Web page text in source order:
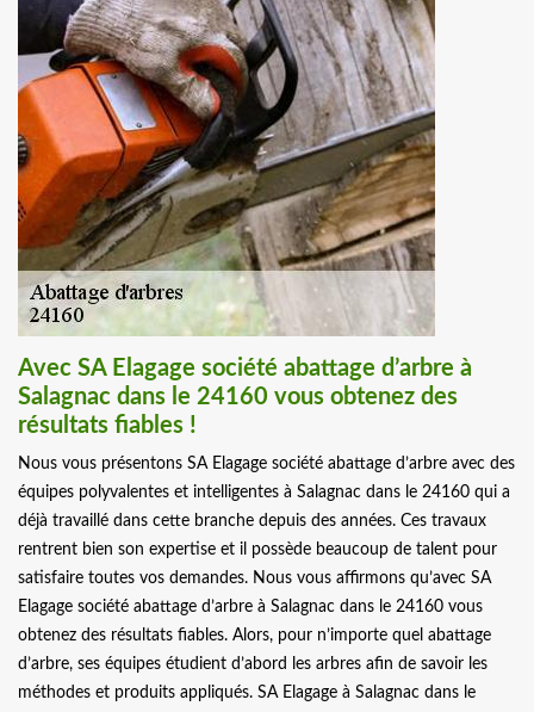
Avec SA Elagage société abattage d’arbre à
Salagnac dans le 24160 vous obtenez des
résultats fiables !
Nous vous présentons SA Elagage société abattage d’arbre avec des
équipes polyvalentes et intelligentes à Salagnac dans le 24160 qui a
déjà travaillé dans cette branche depuis des années. Ces travaux
rentrent bien son expertise et il possède beaucoup de talent pour
satisfaire toutes vos demandes. Nous vous affirmons qu’avec SA
Elagage société abattage d’arbre à Salagnac dans le 24160 vous
obtenez des résultats fiables. Alors, pour n’importe quel abattage
d’arbre, ses équipes étudient d’abord les arbres afin de savoir les
méthodes et produits appliqués. SA Elagage à Salagnac dans le